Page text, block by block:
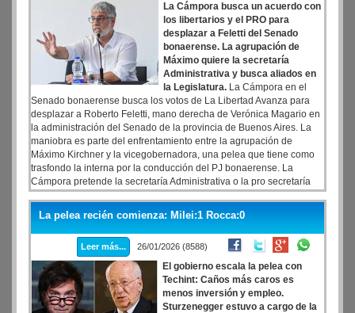
La Cámpora busca un acuerdo con
los libertarios y el PRO para
desplazar a Feletti del Senado
bonaerense. La agrupación de
Máximo quiere la secretaría
Administrativa y busca aliados en
la Legislatura. La Cámpora en el
Senado bonaerense busca los votos de La Libertad Avanza para
desplazar a Roberto Feletti, mano derecha de Verónica Magario en
la administración del Senado de la provincia de Buenos Aires. La
maniobra es parte del enfrentamiento entre la agrupación de
Máximo Kirchner y la vicegobernadora, una pelea que tiene como
trasfondo la interna por la conducción del PJ bonaerense. La
Cámpora pretende la secretaría Administrativa o la pro secretaría
Administrativa, que hoy está a cargo de Martín Di Bella. En caso de
quedarse con esta última deberá tener la potestad de una firma
cruzada con Feletti
La pelea recién comienza: Milei:1 Rocca:0
Leer más... 26/01/2026 (8588)
El gobierno escala la pelea con
Techint: Caños más caros es
menos inversión y empleo.
Sturzenegger estuvo a cargo de la